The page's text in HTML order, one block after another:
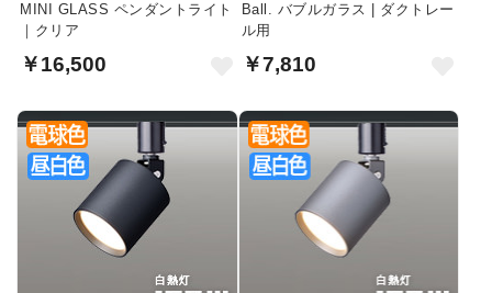
MINI GLASS ペンダントライト
｜クリア
￥16,500
Ball. バブルガラス | ダクトレー
ル用
￥7,810